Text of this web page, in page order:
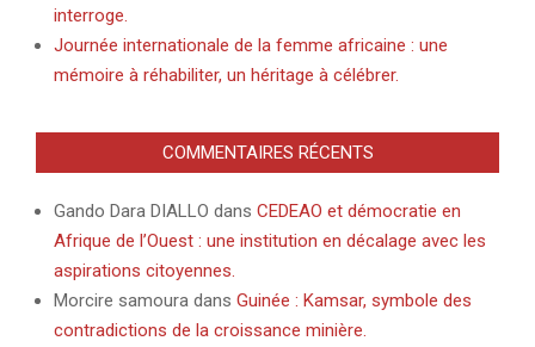
interroge.
Journée internationale de la femme africaine : une
mémoire à réhabiliter, un héritage à célébrer.
COMMENTAIRES RÉCENTS
Gando Dara DIALLO dans CEDEAO et démocratie en
Afrique de l’Ouest : une institution en décalage avec les
aspirations citoyennes.
Morcire samoura dans Guinée : Kamsar, symbole des
contradictions de la croissance minière.